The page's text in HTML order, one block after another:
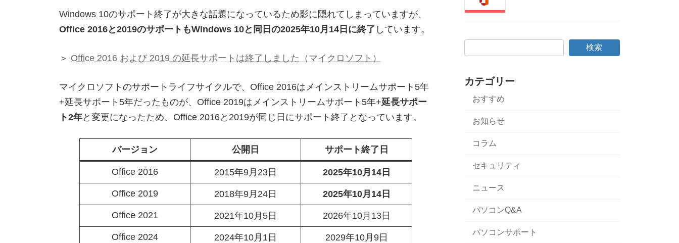
Windows 10のサポート終了が大きな話題になっているため影に隠れてしまっていますが、
Office 2016と2019のサポートもWindows 10と同日の2025年10月14日に終了 しています。
＞ Office 2016 および 2019 の延長サポートは終了しました（マイクロソフト）
マイクロソフトのサポートライフサイクルで、Office 2016はメインストリームサポート5年
+延長サポート5年だったものが、Office 2019はメインストリームサポート5年+延長サポー
ト2年と変更になったため、Office 2016と2019が同じ日にサポート終了となっています。
バージョン 公開日 サポート終了日
Office 2016 2015年9月23日 2025年10月14日
Office 2019 2018年9月24日 2025年10月14日
Office 2021 2021年10月5日 2026年10月13日
Office 2024 2024年10月1日 2029年10月9日
検索
カテゴリー
おすすめ
お知らせ
コラム
セキュリティ
ニュース
パソコンQ&A
パソコンサポート